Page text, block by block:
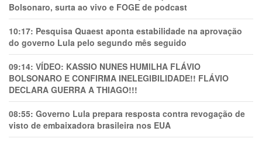
Bolsonaro, surta ao vivo e FOGE de podcast
10:17: Pesquisa Quaest aponta estabilidade na aprovação
do governo Lula pelo segundo mês seguido
09:14: VÍDEO: KASSIO NUNES HUMlLHA FLÁVIO
BOLSONARO E CONFIRMA INELEGIBILIDADE!! FLÁVIO
DECLARA GUERRA A THIAGO!!!
08:55: Governo Lula prepara resposta contra revogação de
visto de embaixadora brasileira nos EUA